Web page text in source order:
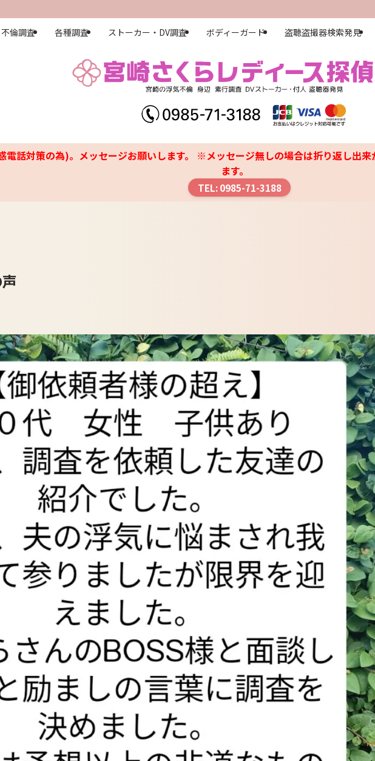
倫調査 各種調査 ストーカー・DV調査 ボディーガード 盗聴盗撮器検索発見
話対策の為)。メッセージお願いします。 ※メッセージ無しの場合は折り返し出来
ます。
TEL: 0985-71-3188